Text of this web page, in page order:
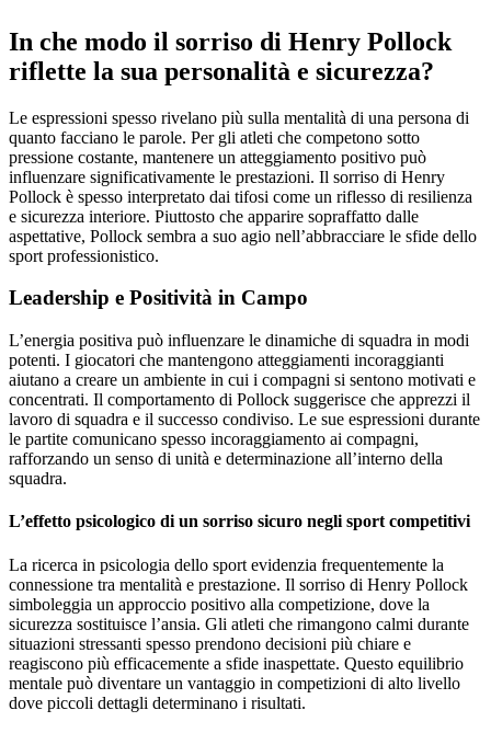
In che modo il sorriso di Henry Pollock
riflette la sua personalità e sicurezza?
Le espressioni spesso rivelano più sulla mentalità di una persona di
quanto facciano le parole. Per gli atleti che competono sotto
pressione costante, mantenere un atteggiamento positivo può
influenzare significativamente le prestazioni. Il sorriso di Henry
Pollock è spesso interpretato dai tifosi come un riflesso di resilienza
e sicurezza interiore. Piuttosto che apparire sopraffatto dalle
aspettative, Pollock sembra a suo agio nell’abbracciare le sfide dello
sport professionistico.
Leadership e Positività in Campo
L’energia positiva può influenzare le dinamiche di squadra in modi
potenti. I giocatori che mantengono atteggiamenti incoraggianti
aiutano a creare un ambiente in cui i compagni si sentono motivati e
concentrati. Il comportamento di Pollock suggerisce che apprezzi il
lavoro di squadra e il successo condiviso. Le sue espressioni durante
le partite comunicano spesso incoraggiamento ai compagni,
rafforzando un senso di unità e determinazione all’interno della
squadra.
L’effetto psicologico di un sorriso sicuro negli sport competitivi
La ricerca in psicologia dello sport evidenzia frequentemente la
connessione tra mentalità e prestazione. Il sorriso di Henry Pollock
simboleggia un approccio positivo alla competizione, dove la
sicurezza sostituisce l’ansia. Gli atleti che rimangono calmi durante
situazioni stressanti spesso prendono decisioni più chiare e
reagiscono più efficacemente a sfide inaspettate. Questo equilibrio
mentale può diventare un vantaggio in competizioni di alto livello
dove piccoli dettagli determinano i risultati.